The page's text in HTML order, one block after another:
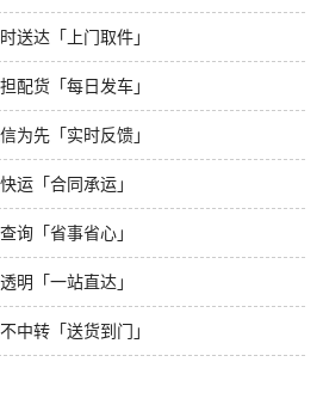
送达「上门取件」
配货「每日发车」
为先「实时反馈」
运「合同承运」
询「省事省心」
明「一站直达」
中转「送货到门」